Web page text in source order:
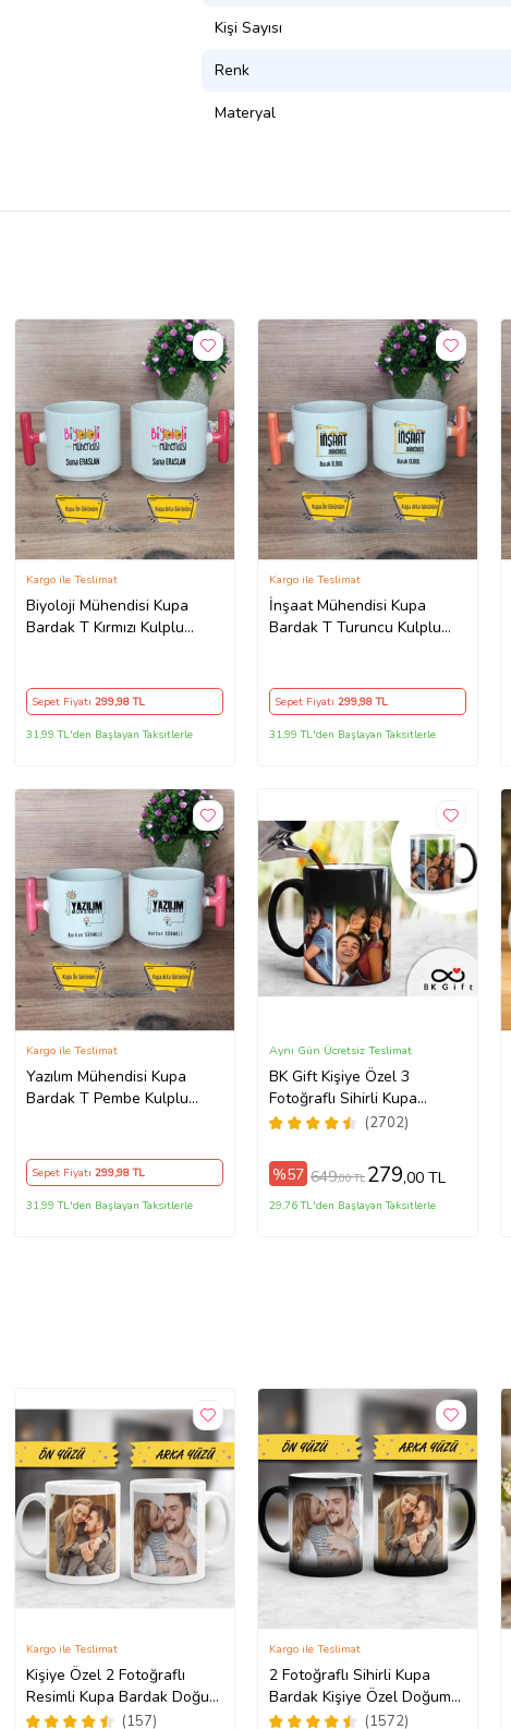
Kişi Sayısı
Renk
Materyal
Biyoloji Mühendisi Kupa
Bardak T Kırmızı Kulplu
Kargo ile Teslimat
Sepet Fiyatı 299,98 TL
31,99 TL'den Başlayan Taksitlerle
İnşaat Mühendisi Kupa
Bardak T Turuncu Kulplu
Kargo ile Teslimat
Sepet Fiyatı 299,98 TL
31,99 TL'den Başlayan Taksitlerle
Yazılım Mühendisi Kupa
Bardak T Pembe Kulplu
Kargo ile Teslimat
Sepet Fiyatı 299,98 TL
31,99 TL'den Başlayan Taksitlerle
BK Gift Kişiye Özel 3
Fotoğraflı Sihirli Kupa
Bardak, Arkadaşa Hediye,
(2702)
Aynı Gün Ücretsiz Teslimat
%57 649,00 TL 279,00 TL
29,76 TL'den Başlayan Taksitlerle
Kişiye Özel 2 Fotoğraflı
Resimli Kupa Bardak Doğum
Günü Hediyesi Sevgiliye
(157)
Kargo ile Teslimat
2 Fotoğraflı Sihirli Kupa
Bardak Kişiye Özel Doğum
Günü Hediyesi Sevgiliye
(1572)
Kargo ile Teslimat